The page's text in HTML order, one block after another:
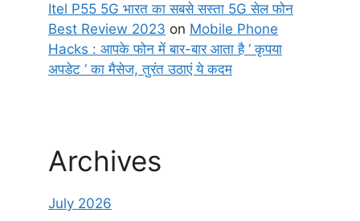
Itel P55 5G भारत का सबसे सस्ता 5G सेल फोन
Best Review 2023 on Mobile Phone
Hacks : आपके फोन में बार-बार आता है ‘ कृपया
अपडेट ‘ का मैसेज, तुरंत उठाएं ये कदम
Archives
July 2026